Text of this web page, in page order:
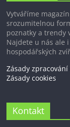
Vytváříme
srozumitelnou
poznatky a trendy
Najdete u nás ale
hospodářských
Zásady
Zásady cookies
Kontakt